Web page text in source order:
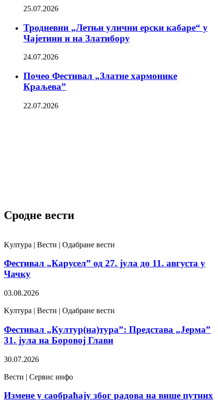
25.07.2026
Тродневни „Летњи улични ерски кабаре“ у
Чајетини и на Златибору
24.07.2026
Почео Фестивал „Златне хармонике
Краљева”
22.07.2026
Сродне вести
Kултура | Вести | Одабране вести
Фестивал „Карусел” од 27. јула до 11. августа у
Чачку
03.08.2026
Kултура | Вести | Одабране вести
Фестивал „Култур(на)тура”: Представа „Јерма”
31. јула на Боровој Глави
30.07.2026
Вести | Сервис инфо
Измене у саобраћају због радова на више путних